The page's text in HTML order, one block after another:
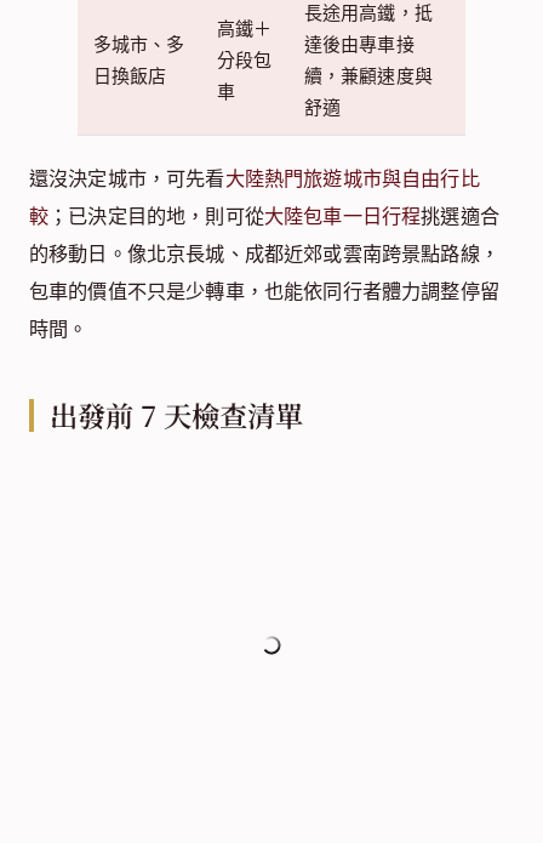
多城市、多
日換飯店
高鐵＋
分段包
車
長途用高鐵，抵
達後由專車接
續，兼顧速度與
舒適
還沒決定城市，可先看大陸熱門旅遊城市與自由行比
較 ；已決定目的地，則可從大陸包車一日行程挑選適合
的移動日。像北京長城、成都近郊或雲南跨景點路線，
包車的價值不只是少轉車，也能依同行者體力調整停留
時間。
出發前 7 天檢查清單